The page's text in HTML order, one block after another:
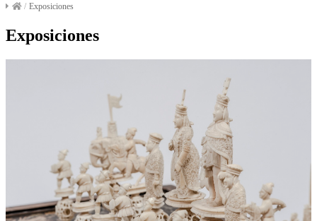
/ Exposiciones
Exposiciones